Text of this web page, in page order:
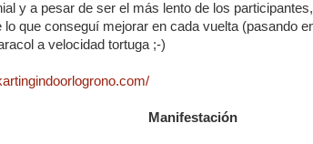
y a pesar de ser el más lento de los
lo que conseguí mejorar en cada vuelta (pasando
a velocidad tortuga ;-)
Manifestación